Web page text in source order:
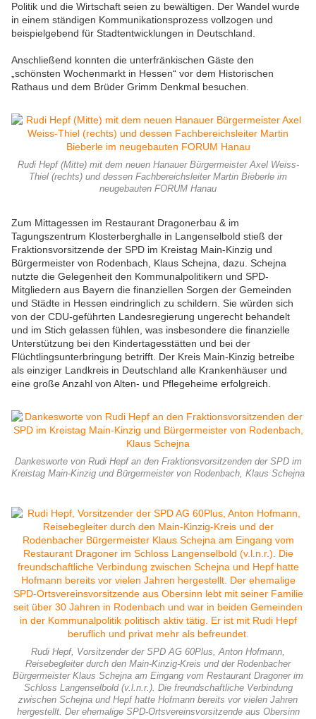
Politik und die Wirtschaft seien zu bewältigen. Der Wandel wurde
in einem ständigen Kommunikationsprozess vollzogen und
beispielgebend für Stadtentwicklungen in Deutschland.
Anschließend konnten die unterfränkischen Gäste den
„schönsten Wochenmarkt in Hessen“ vor dem Historischen
Rathaus und dem Brüder Grimm Denkmal besuchen.
Rudi Hepf (Mitte) mit dem neuen Hanauer Bürgermeister Axel Weiss-
Thiel (rechts) und dessen Fachbereichsleiter Martin Bieberle im
neugebauten FORUM Hanau
Zum Mittagessen im Restaurant Dragonerbau & im
Tagungszentrum Klosterberghalle in Langenselbold stieß der
Fraktionsvorsitzende der SPD im Kreistag Main-Kinzig und
Bürgermeister von Rodenbach, Klaus Schejna, dazu. Schejna
nutzte die Gelegenheit den Kommunalpolitikern und SPD-
Mitgliedern aus Bayern die finanziellen Sorgen der Gemeinden
und Städte in Hessen eindringlich zu schildern. Sie würden sich
von der CDU-geführten Landesregierung ungerecht behandelt
und im Stich gelassen fühlen, was insbesondere die finanzielle
Unterstützung bei den Kindertagesstätten und bei der
Flüchtlingsunterbringung betrifft. Der Kreis Main-Kinzig betreibe
als einziger Landkreis in Deutschland alle Krankenhäuser und
eine große Anzahl von Alten- und Pflegeheime erfolgreich.
Dankesworte von Rudi Hepf an den Fraktionsvorsitzenden der SPD im
Kreistag Main-Kinzig und Bürgermeister von Rodenbach, Klaus Schejna
Rudi Hepf, Vorsitzender der SPD AG 60Plus, Anton Hofmann,
Reisebegleiter durch den Main-Kinzig-Kreis und der Rodenbacher
Bürgermeister Klaus Schejna am Eingang vom Restaurant Dragoner im
Schloss Langenselbold (v.l.n.r.). Die freundschaftliche Verbindung
zwischen Schejna und Hepf hatte Hofmann bereits vor vielen Jahren
hergestellt. Der ehemalige SPD-Ortsvereinsvorsitzende aus Obersinn